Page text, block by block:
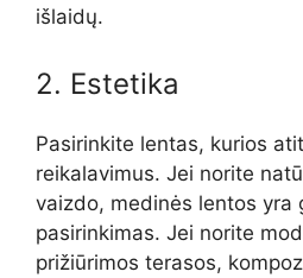
išlaidų.
2. Estetika
Pasirinkite lentas, kurios
reikalavimus. Jei norite
vaizdo, medinės lentos yra
pasirinkimas. Jei norite
prižiūrimos terasos,